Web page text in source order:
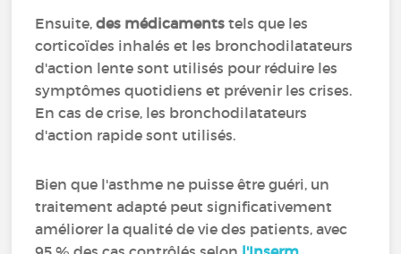
Ensuite,des médicaments tels que les
corticoïdes inhalés et les bronchodilatateurs
d'action lente sont utilisés pour réduire les
symptômes quotidiens et prévenir les crises.
En cas de crise, les bronchodilatateurs
d'action rapide sont utilisés.
Bien que l'asthme ne puisse être guéri, un
traitement adapté peut significativement
améliorer la qualité de vie des patients, avec